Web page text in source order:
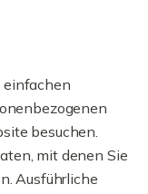
einfachen
besuchen.
mit denen Sie
Ausführliche